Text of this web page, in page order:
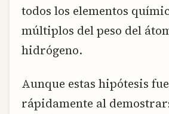
todos los elementos
múltiplos del peso del
hidrógeno.
Aunque estas hipótesis
rápidamente al